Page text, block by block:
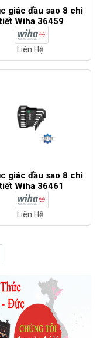
giác đầu sao 8 chi
tiết Wiha 36459
Liên Hệ
giác đầu sao 8 chi
tiết Wiha 36461
Liên Hệ